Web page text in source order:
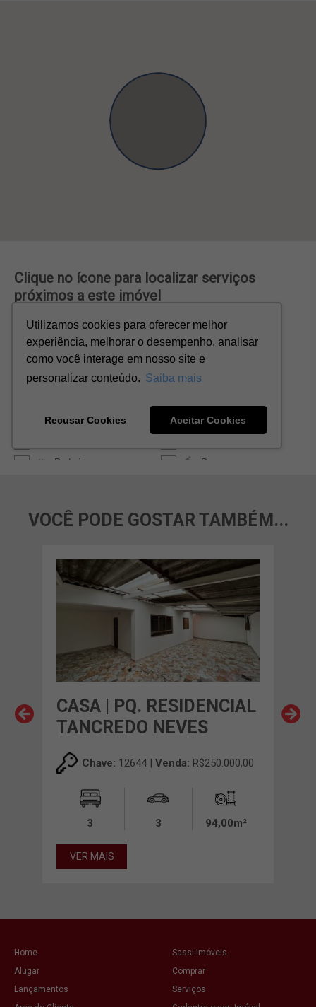
VOCÊ PODE GOSTAR TAMBÉM...
CASA | PQ. RESIDENCIAL
TANCREDO NEVES
Chave: 12644 | Venda: R$250.000,00
3 3 94,00m²
VER MAIS
Home
Sassi Imóveis
Alugar
Comprar
Lançamentos
Serviços